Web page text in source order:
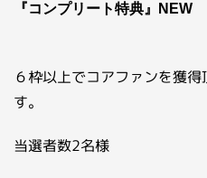
『コンプリート特典』NEW
６枠以上でコアファンを獲
す。
当選者数2名様